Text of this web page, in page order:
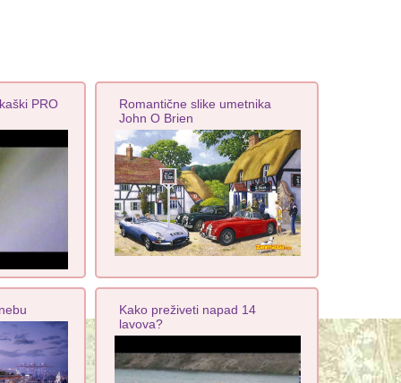
PRO
Romantične slike umetnika
John O Brien
Kako preživeti napad 14
lavova?